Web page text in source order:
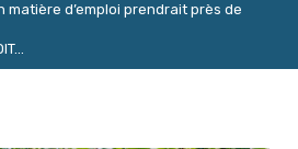
matière d’emploi prendrait près de